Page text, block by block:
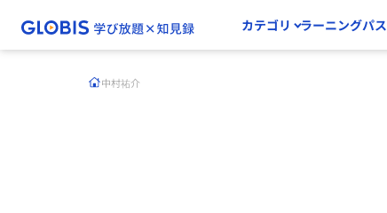
カテゴリ ラーニングパス
中村祐介